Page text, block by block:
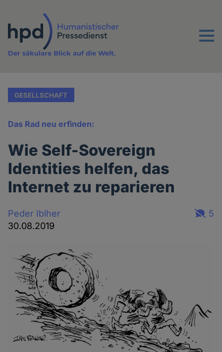
Inhalt
Menu
Der säkulare Blick auf die Welt.
GESELLSCHAFT
Das Rad neu erfinden:
Wie Self-Sovereign
Identities helfen, das
Internet zu reparieren
Peder Iblher
30.08.2019
5